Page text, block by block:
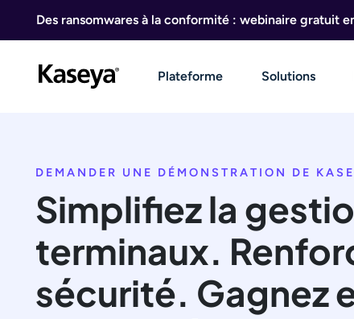
Des ransomwares à la conformité : webinaire gratuit
Plateforme Solutions
DEMANDER UNE DÉMONSTRATION DE
Simplifiez la
terminaux.
sécurité. Gagnez